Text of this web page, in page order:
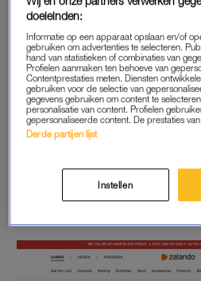
gaat voor een
doeleinden:
Informatie op een apparaat opslaan en/of
gebruiken om advertenties te selecteren.
hand van statistieken of combinaties van
Profielen aanmaken ten behoeve van
Contentprestaties meten. Diensten
gebruiken voor de selectie van
gegevens gebruiken om content te
personalisatie van content. Profielen
gepersonaliseerde content. De prestaties
Derde partijen lijst
Instellen